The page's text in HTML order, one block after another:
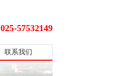
025-57532149
联系我们